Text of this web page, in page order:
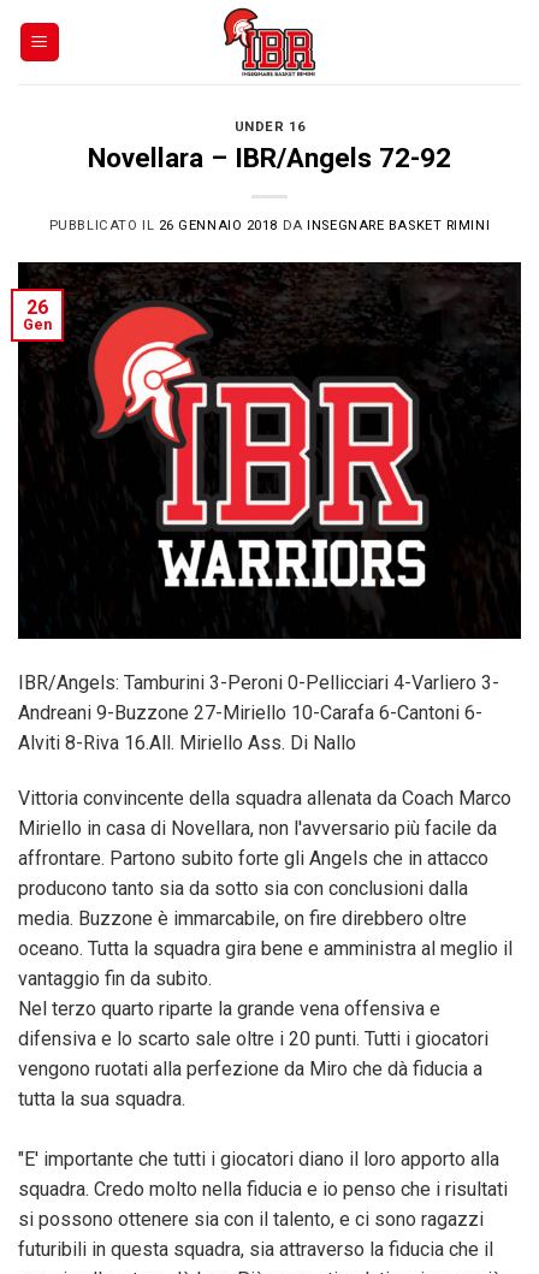
UNDER 16
Novellara – IBR/Angels 72-92
PUBBLICATO IL 26 GENNAIO 2018 DAINSEGNARE BASKET RIMINI
26
Gen
IBR/Angels: Tamburini 3-Peroni 0-Pellicciari 4-Varliero 3-
Andreani 9-Buzzone 27-Miriello 10-Carafa 6-Cantoni 6-
Alviti 8-Riva 16.All. Miriello Ass. Di Nallo
Vittoria convincente della squadra allenata da Coach Marco
Miriello in casa di Novellara, non l'avversario più facile da
affrontare. Partono subito forte gli Angels che in attacco
producono tanto sia da sotto sia con conclusioni dalla
media. Buzzone è immarcabile, on fire direbbero oltre
oceano. Tutta la squadra gira bene e amministra al meglio il
vantaggio fin da subito.
Nel terzo quarto riparte la grande vena offensiva e
difensiva e lo scarto sale oltre i 20 punti. Tutti i giocatori
vengono ruotati alla perfezione da Miro che dà fiducia a
tutta la sua squadra.
"E' importante che tutti i giocatori diano il loro apporto alla
squadra. Credo molto nella fiducia e io penso che i risultati
si possono ottenere sia con il talento, e ci sono ragazzi
futuribili in questa squadra, sia attraverso la fiducia che il